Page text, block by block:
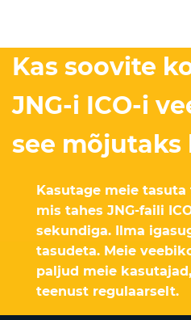
Kas soovite
JNG-i ICO-i
see mõjutaks
Kasutage meie
mis tahes JNG-faili
sekundiga. Ilma
tasudeta. Meie
paljud meie
teenust regulaarselt.